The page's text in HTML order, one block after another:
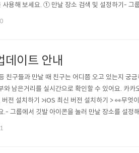
사용해 보세요. ① 만날 장소 검색 및 설정하기- 그
검색하세요.- 설정된 만날 장소는 지도 위에 표시되
이트 안내
친구들과 만날 때 친구는 어디쯤 오고 있는지 궁
와 남은거리를 실시간으로 확인할 수 있어요. 카카
전 설치하기 >iOS 최신 버전 설치하기 > 👀무엇
.- 그룹에서 깃발 아이콘을 눌러 만날 장소를 설정
함께 보여요. 2. 친구들의 도착 현황을 확인할 수